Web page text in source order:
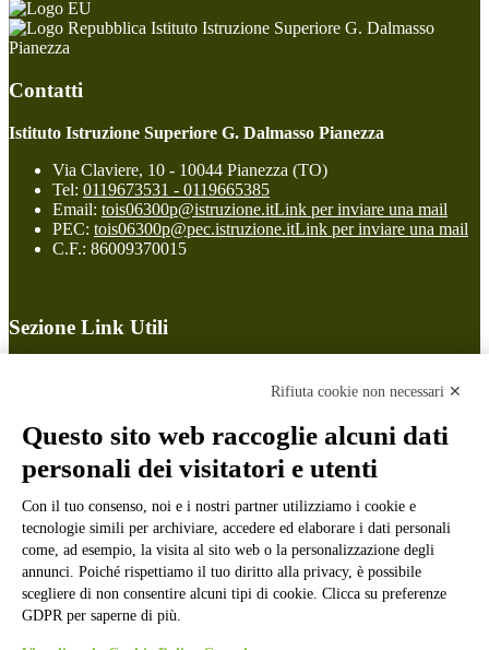
Istituto Istruzione Superiore G. Dalmasso
Pianezza
Contatti
Istituto Istruzione Superiore G. Dalmasso Pianezza
Via Claviere, 10 - 10044 Pianezza (TO)
Tel: 0119673531 - 0119665385
Email: tois06300p@istruzione.itLink per inviare una mail
PEC: tois06300p@pec.istruzione.itLink per inviare una mail
C.F.: 86009370015
Sezione Link Utili
Ufficio Relazioni con il Pubblico
Dichiarazione di accessibilità
Obiettivi di accessibilità
Gestione consensi cookie
Amministrazione trasparente
Pagina visualizzata
3739 volte
Sezione Copyright
Rifiuta cookie non necessari ✕
Questo sito web raccoglie alcuni dati
personali dei visitatori e utenti
Con il tuo consenso, noi e i nostri partner utilizziamo i cookie e
tecnologie simili per archiviare, accedere ed elaborare i dati personali
come, ad esempio, la visita al sito web o la personalizzazione degli
annunci. Poiché rispettiamo il tuo diritto alla privacy, è possibile
scegliere di non consentire alcuni tipi di cookie. Clicca su preferenze
GDPR per saperne di più.